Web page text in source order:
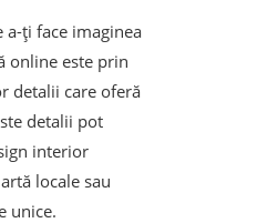
ți face imaginea
online este prin
detalii care oferă
detalii pot
interior
locale sau
unice.